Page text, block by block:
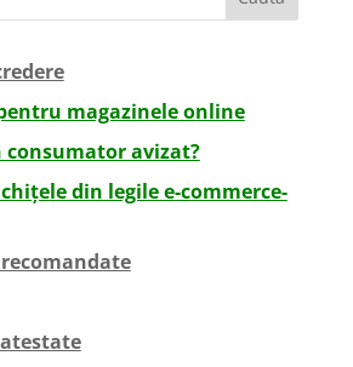
pentru magazinele online
consumator avizat?
din legile e-commerce-